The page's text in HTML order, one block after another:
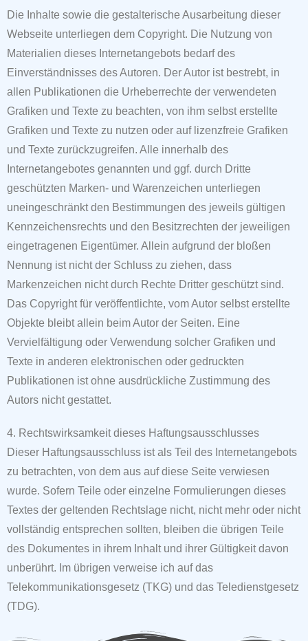
Die Inhalte sowie die gestalterische Ausarbeitung dieser
Webseite unterliegen dem Copyright. Die Nutzung von
Materialien dieses Internetangebots bedarf des
Einverständnisses des Autoren. Der Autor ist bestrebt, in
allen Publikationen die Urheberrechte der verwendeten
Grafiken und Texte zu beachten, von ihm selbst erstellte
Grafiken und Texte zu nutzen oder auf lizenzfreie Grafiken
und Texte zurückzugreifen. Alle innerhalb des
Internetangebotes genannten und ggf. durch Dritte
geschützten Marken- und Warenzeichen unterliegen
uneingeschränkt den Bestimmungen des jeweils gültigen
Kennzeichensrechts und den Besitzrechten der jeweiligen
eingetragenen Eigentümer. Allein aufgrund der bloßen
Nennung ist nicht der Schluss zu ziehen, dass
Markenzeichen nicht durch Rechte Dritter geschützt sind.
Das Copyright für veröffentlichte, vom Autor selbst erstellte
Objekte bleibt allein beim Autor der Seiten. Eine
Vervielfältigung oder Verwendung solcher Grafiken und
Texte in anderen elektronischen oder gedruckten
Publikationen ist ohne ausdrückliche Zustimmung des
Autors nicht gestattet.
4. Rechtswirksamkeit dieses Haftungsausschlusses
Dieser Haftungsausschluss ist als Teil des Internetangebots
zu betrachten, von dem aus auf diese Seite verwiesen
wurde. Sofern Teile oder einzelne Formulierungen dieses
Textes der geltenden Rechtslage nicht, nicht mehr oder nicht
vollständig entsprechen sollten, bleiben die übrigen Teile
des Dokumentes in ihrem Inhalt und ihrer Gültigkeit davon
unberührt. Im übrigen verweise ich auf das
Telekommunikationsgesetz (TKG) und das Teledienstgesetz
(TDG).